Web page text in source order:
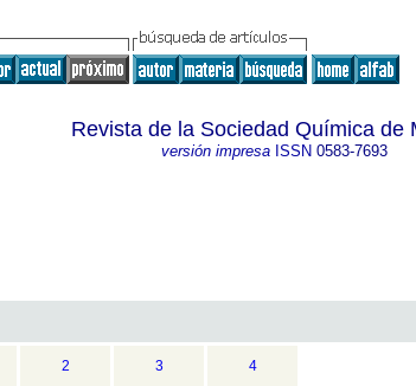
Revista de la Sociedad Química de
versión impresaISSN 0583-7693
2 3 4